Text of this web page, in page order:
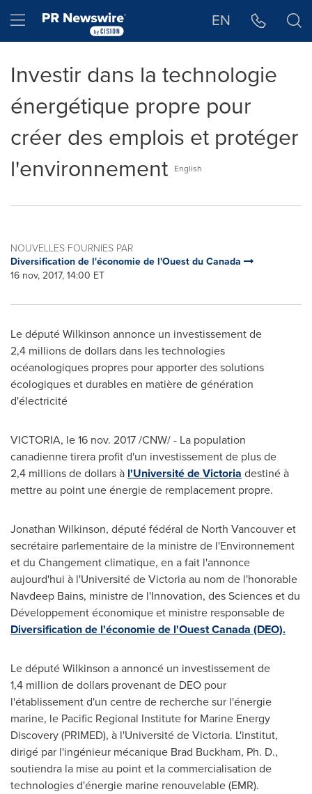
Hamburger menu EN
Investir dans la technologie
énergétique propre pour
créer des emplois et protéger
l'environnement English
NOUVELLES FOURNIES PAR
Diversification de l'économie de l'Ouest du Canada
16 nov, 2017, 14:00 ET
Le député Wilkinson annonce un investissement de
2,4 millions de dollars dans les technologies
océanologiques propres pour apporter des solutions
écologiques et durables en matière de génération
d'électricité
VICTORIA, le 16 nov. 2017 /CNW/ - La population
canadienne tirera profit d'un investissement de plus de
2,4 millions de dollars à l'Université deVictoria destiné à
mettre au point une énergie de remplacement propre.
Jonathan Wilkinson, député fédéral de North Vancouveret
secrétaire parlementaire de la ministre de l'Environnement
et du Changement climatique, en a fait l'annonce
aujourd'hui à l'Université deVictoriaau nom de l'honorable
Navdeep Bains, ministre de l'Innovation, des Sciences et du
Développement économique et ministre responsable de
Diversification de l'économie de l'Ouest Canada (DEO).
Le député Wilkinson a annoncé un investissement de
1,4 million de dollars provenant de DEO pour
l'établissement d'un centre de recherche sur l'énergie
marine, le Pacific Regional Institute for Marine Energy
Discovery (PRIMED), à l'Université deVictoria. L'institut,
dirigé par l'ingénieur mécanique Brad Buckham, Ph. D.,
soutiendra la mise au point et la commercialisation de
technologies d'énergie marine renouvelable (EMR).